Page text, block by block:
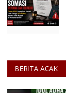
BERITA ACAK